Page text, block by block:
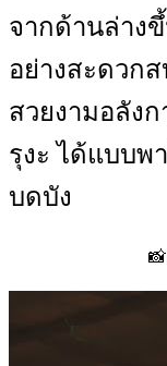
จากด้านล่าง
อย่างสะดวก
สวยงามอลัง
รุงะ ได้แบบพ
บดบัง